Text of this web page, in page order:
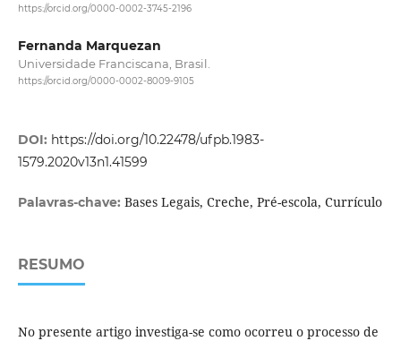
https://orcid.org/0000-0002-3745-2196
Fernanda Marquezan
Universidade Franciscana, Brasil.
https://orcid.org/0000-0002-8009-9105
DOI: https://doi.org/10.22478/ufpb.1983-
1579.2020v13n1.41599
Palavras-chave: Bases Legais, Creche, Pré-escola, Currículo
RESUMO
No presente artigo investiga-se como ocorreu o processo de